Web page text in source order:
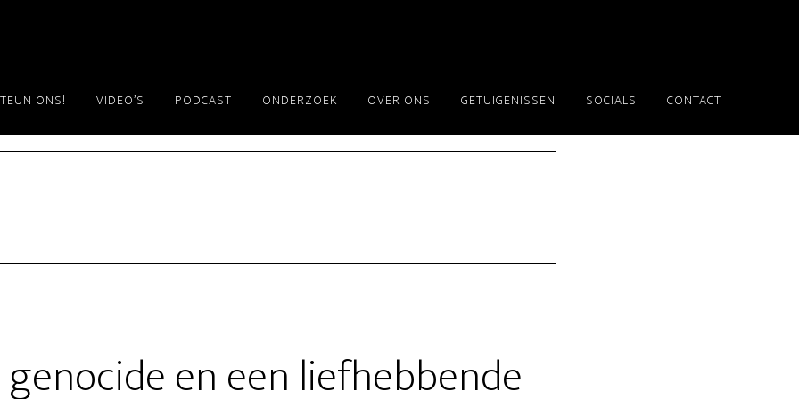
ONS! VIDEO’S PODCAST ONDERZOEK OVER ONS GETUIGENISSEN SOCIALS CONTACT
en een liefhebbende